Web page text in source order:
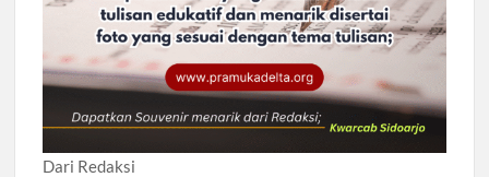
Dari Redaksi